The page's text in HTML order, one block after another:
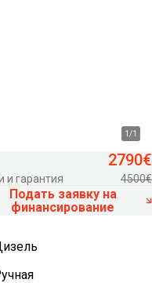
1 /1
гарантия
2790€
4500€
Подать заявку на
финансирование